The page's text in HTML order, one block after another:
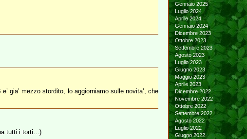
gia’ mezzo stordito, lo aggiorniamo sulle novita’, che
tutti i torti…)
Gennaio 2025
Luglio 2024
Aprile 2024
Gennaio 2024
Dicembre 2023
Ottobre 2023
Settembre 2023
Agosto 2023
Luglio 2023
Giugno 2023
Maggio 2023
Aprile 2023
Dicembre 2022
Novembre 2022
Ottobre 2022
Settembre 2022
Agosto 2022
Luglio 2022
Giugno 2022